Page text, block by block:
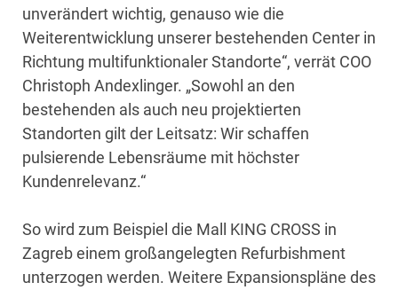
unverändert wichtig, genauso wie die
Weiterentwicklung unserer bestehenden Center in
Richtung multifunktionaler Standorte“, verrät COO
Christoph Andexlinger. „Sowohl an den
bestehenden als auch neu projektierten
Standorten gilt der Leitsatz: Wir schaffen
pulsierende Lebensräume mit höchster
Kundenrelevanz.“
So wird zum Beispiel die Mall KING CROSS in
Zagreb einem großangelegten Refurbishment
unterzogen werden. Weitere Expansionspläne des